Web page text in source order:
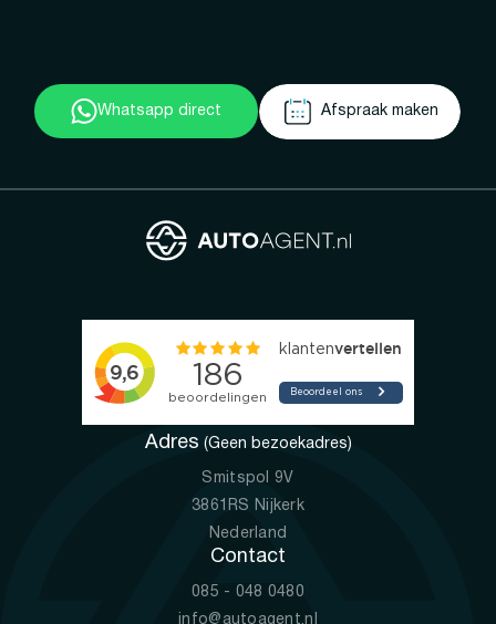
Whatsapp direct Afspraak maken
Adres (Geen bezoekadres)
Smitspol 9V
3861RS Nijkerk
Nederland
Contact
085 - 048 0480
info@autoagent.nl